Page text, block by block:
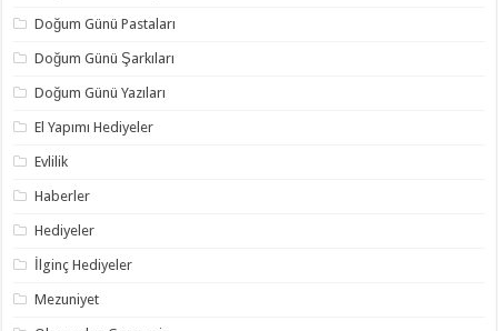
Doğum Günü Pastaları
Doğum Günü Şarkıları
Doğum Günü Yazıları
El Yapımı Hediyeler
Evlilik
Haberler
Hediyeler
İlginç Hediyeler
Mezuniyet